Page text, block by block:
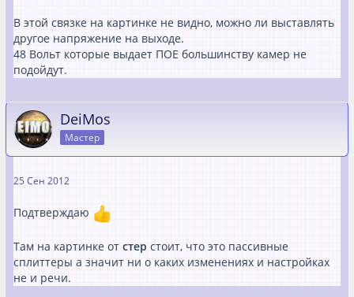
В этой связке на картинке не видно, можно ли выставлять
другое напряжение на выходе.
48 Вольт которые выдает ПОЕ большинству камер не
подойдут.
DeiMos
Мастер
25 Сен 2012
Подтверждаю
Там на картинке от стер стоит, что это пассивные
сплиттеры а значит ни о каких изменениях и настройках
не и речи.